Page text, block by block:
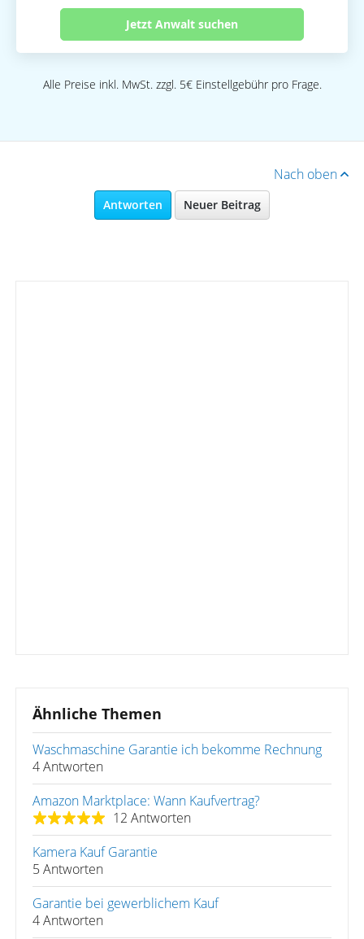
Jetzt Anwalt suchen
Alle Preise inkl. MwSt. zzgl. 5€ Einstellgebühr pro Frage.
Nach oben
Antworten Neuer Beitrag
Ähnliche Themen
Waschmaschine Garantie ich bekomme Rechnung
4 Antworten
Amazon Marktplace: Wann Kaufvertrag?
12 Antworten
Kamera Kauf Garantie
5 Antworten
Garantie bei gewerblichem Kauf
4 Antworten